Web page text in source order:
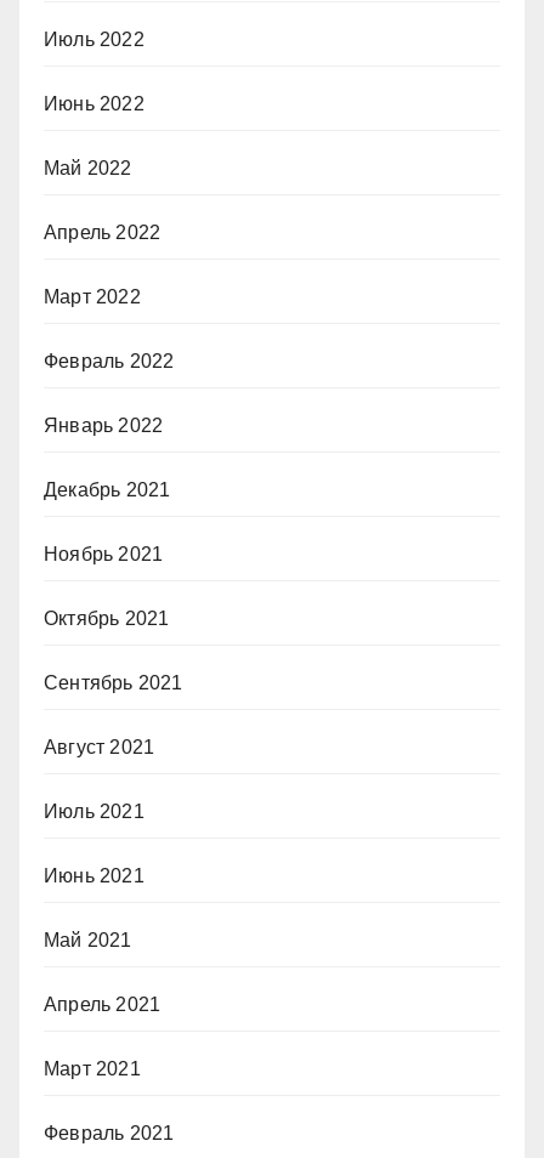
Июль 2022
Июнь 2022
Май 2022
Апрель 2022
Март 2022
Февраль 2022
Январь 2022
Декабрь 2021
Ноябрь 2021
Октябрь 2021
Сентябрь 2021
Август 2021
Июль 2021
Июнь 2021
Май 2021
Апрель 2021
Март 2021
Февраль 2021